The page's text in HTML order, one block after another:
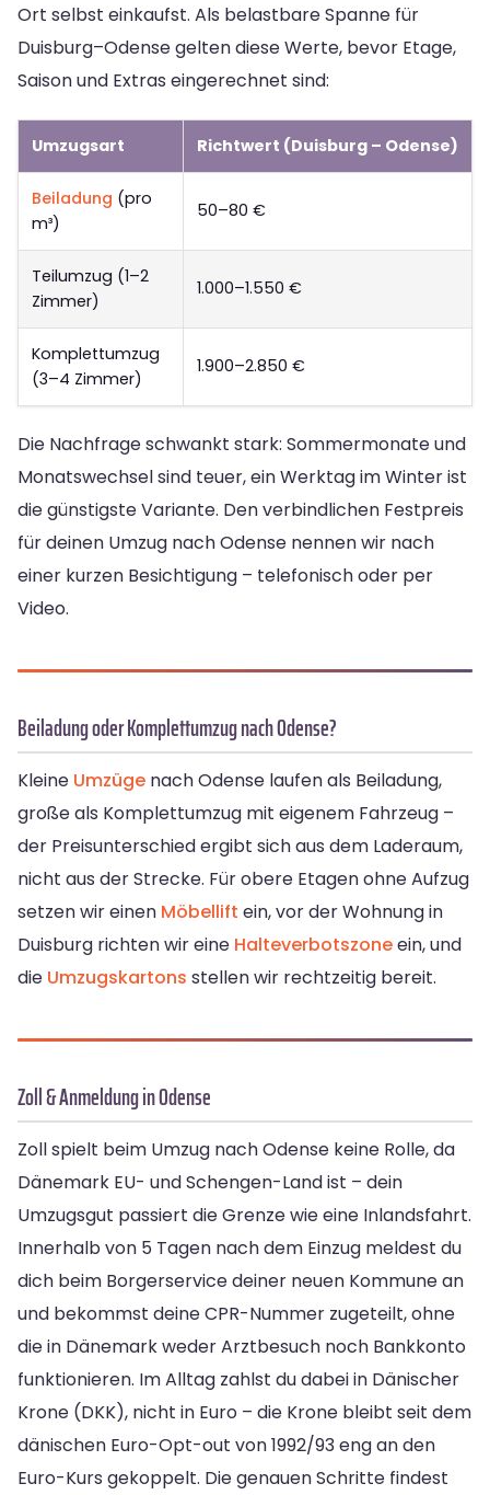
Ort selbst einkaufst. Als belastbare Spanne für
Duisburg–Odense gelten diese Werte, bevor Etage,
Saison und Extras eingerechnet sind:
Umzugsart Richtwert (Duisburg – Odense)
Beiladung (pro
m³)
50–80 €
Teilumzug (1–2
Zimmer)
1.000–1.550 €
Komplettumzug
(3–4 Zimmer)
1.900–2.850 €
Die Nachfrage schwankt stark: Sommermonate und
Monatswechsel sind teuer, ein Werktag im Winter ist
die günstigste Variante. Den verbindlichen Festpreis
für deinen Umzug nach Odense nennen wir nach
einer kurzen Besichtigung – telefonisch oder per
Video.
Beiladung oder Komplettumzug nach Odense?
Kleine Umzüge nach Odense laufen als Beiladung,
große als Komplettumzug mit eigenem Fahrzeug –
der Preisunterschied ergibt sich aus dem Laderaum,
nicht aus der Strecke. Für obere Etagen ohne Aufzug
setzen wir einen Möbellift ein, vor der Wohnung in
Duisburg richten wir eine Halteverbotszoneein, und
die Umzugskartons stellen wir rechtzeitig bereit.
Zoll & Anmeldung in Odense
Zoll spielt beim Umzug nach Odense keine Rolle, da
Dänemark EU- und Schengen-Land ist – dein
Umzugsgut passiert die Grenze wie eine Inlandsfahrt.
Innerhalb von 5 Tagen nach dem Einzug meldest du
dich beim Borgerservice deiner neuen Kommune an
und bekommst deine CPR-Nummer zugeteilt, ohne
die in Dänemark weder Arztbesuch noch Bankkonto
funktionieren. Im Alltag zahlst du dabei in Dänischer
Krone (DKK), nicht in Euro – die Krone bleibt seit dem
dänischen Euro-Opt-out von 1992/93 eng an den
Euro-Kurs gekoppelt. Die genauen Schritte findest